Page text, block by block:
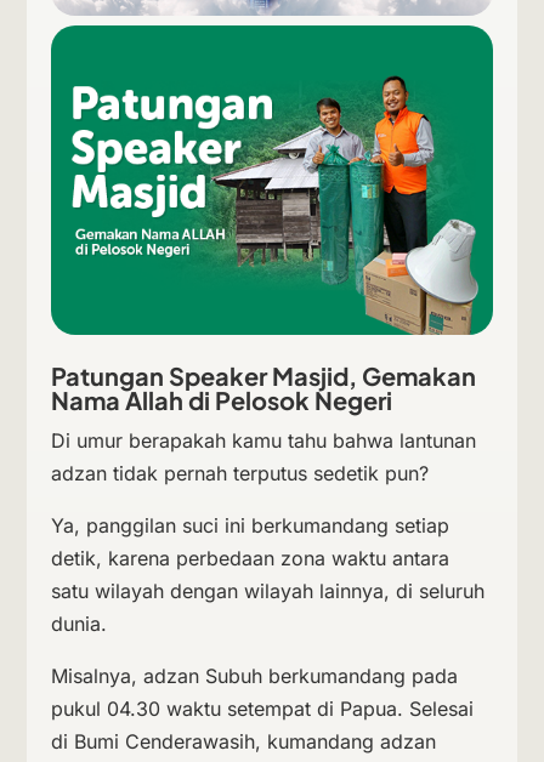
Patungan Speaker Masjid, Gemakan
Nama Allah di Pelosok Negeri
Di umur berapakah kamu tahu bahwa lantunan
adzan tidak pernah terputus sedetik pun?
Ya, panggilan suci ini berkumandang setiap
detik, karena perbedaan zona waktu antara
satu wilayah dengan wilayah lainnya, di seluruh
dunia.
Misalnya, adzan Subuh berkumandang pada
pukul 04.30 waktu setempat di Papua. Selesai
di Bumi Cenderawasih, kumandang adzan